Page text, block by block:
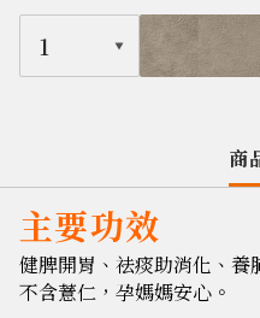
1
商
主要功效
健脾開胃、祛痰助消化、養
不含薏仁，孕媽媽安心。